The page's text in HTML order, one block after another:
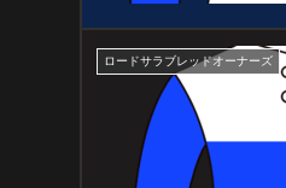
ロードサラブレッドオーナーズ